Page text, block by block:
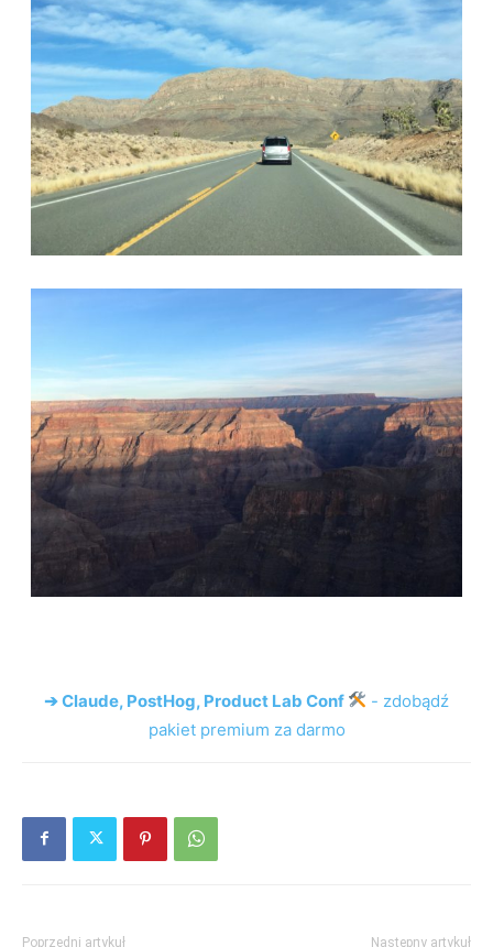
➔ Claude, PostHog, Product Lab Conf
- zdobądź
pakiet premium za darmo
Poprzedni artykuł Następny artykuł